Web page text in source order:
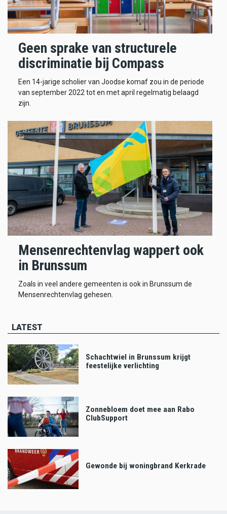
Geen sprake van structurele
discriminatie bij Compass
Een 14-jarige scholier van Joodse komaf zou in de periode
van september 2022 tot en met april regelmatig belaagd
zijn.
Mensenrechtenvlag wappert ook
in Brunssum
Zoals in veel andere gemeenten is ook in Brunssum de
Mensenrechtenvlag gehesen.
LATEST
Schachtwiel in Brunssum krijgt
feestelijke verlichting
Zonnebloem doet mee aan Rabo
ClubSupport
Gewonde bij woningbrand Kerkrade